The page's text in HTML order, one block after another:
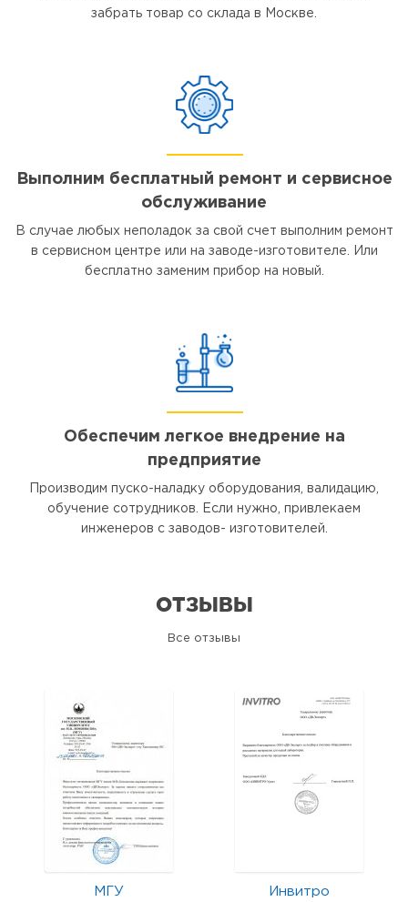
забрать товар со склада в Москве.
Выполним бесплатный ремонт и сервисное
обслуживание
В случае любых неполадок за свой счет выполним ремонт
в сервисном центре или на заводе-изготовителе. Или
бесплатно заменим прибор на новый.
Обеспечим легкое внедрение на
предприятие
Производим пуско-наладку оборудования, валидацию,
обучение сотрудников. Если нужно, привлекаем
инженеров с заводов- изготовителей.
ОТЗЫВЫ
Все отзывы
МГУ Инвитро